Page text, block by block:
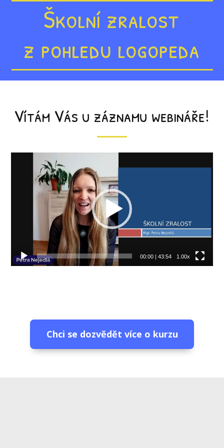
Školní zralost
z pohledu logopeda
Vítám Vás u záznamu webináře!
přehrávač
00:00| 43:54 1.00x
Chci se dozvědět více o kurzu